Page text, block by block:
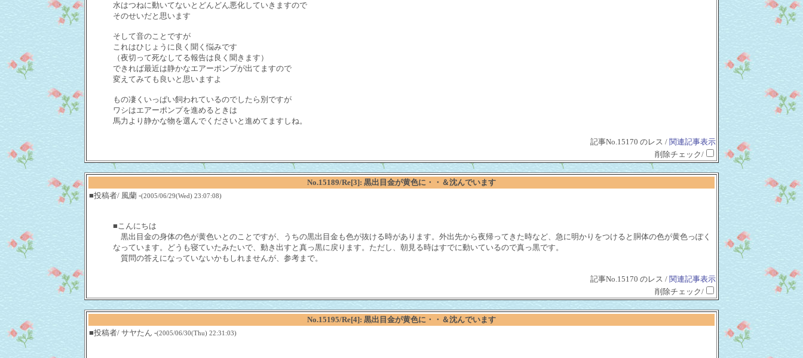
水はつねに動いてないとどんどん悪化していきますので
そのせいだと思います
そして音のことですが
これはひじょうに良く聞く悩みです
（夜切って死なしてる報告は良く聞きます）
できれば最近は静かなエアーポンプが出てますので
変えてみても良いと思いますよ
もの凄くいっぱい飼われているのでしたら別ですが
ワシはエアーポンプを進めるときは
馬力より静かな物を選んでくださいと進めてますしね。
記事No.15170 のレス / 関連記事表示
削除チェック/
No.15189/Re[3]: 黒出目金が黄色に・・＆沈んでいます
■投稿者/ 風蘭 -(2005/06/29(Wed) 23:07:08)
■こんにちは
黒出目金の身体の色が黄色いとのことですが、うちの黒出目金も色が抜ける時があります。外出先から夜帰ってきた時など、急に明かりをつけると胴体の色が黄色っぽく
なっています。どうも寝ていたみたいで、動き出すと真っ黒に戻ります。ただし、朝見る時はすでに動いているので真っ黒です。
質問の答えになっていないかもしれませんが、参考まで。
記事No.15170 のレス / 関連記事表示
削除チェック/
No.15195/Re[4]: 黒出目金が黄色に・・＆沈んでいます
■投稿者/ サヤたん -(2005/06/30(Thu) 22:31:03)